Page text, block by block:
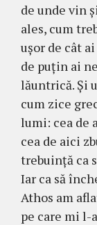
de unde vin
ales, cum
uşor de cât
de puţin ai
lăuntrică. Şi
cum zice
lumi: cea de
cea de aici
trebuinţă ca
Iar ca să
Athos am
pe care mi l-